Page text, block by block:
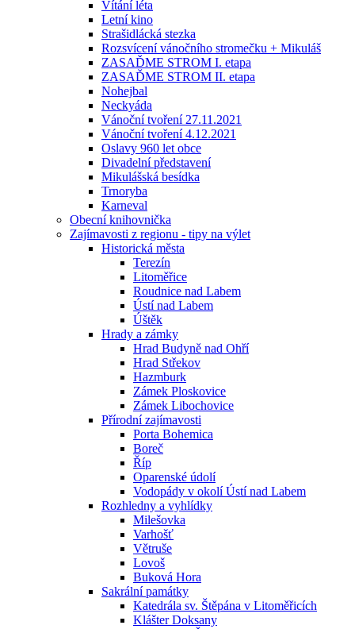
Vítání léta
Letní kino
Strašidlácká stezka
Rozsvícení vánočního stromečku + Mikuláš
ZASAĎME STROM I. etapa
ZASAĎME STROM II. etapa
Nohejbal
Neckyáda
Vánoční tvoření 27.11.2021
Vánoční tvoření 4.12.2021
Oslavy 960 let obce
Divadelní představení
Mikulášská besídka
Trnoryba
Karneval
Obecní knihovnička
Zajímavosti z regionu - tipy na výlet
Historická města
Terezín
Litoměřice
Roudnice nad Labem
Ústí nad Labem
Úštěk
Hrady a zámky
Hrad Budyně nad Ohří
Hrad Střekov
Hazmburk
Zámek Ploskovice
Zámek Libochovice
Přírodní zajímavosti
Porta Bohemica
Boreč
Říp
Oparenské údolí
Vodopády v okolí Ústí nad Labem
Rozhledny a vyhlídky
Milešovka
Varhošť
Větruše
Lovoš
Buková Hora
Sakrální památky
Katedrála sv. Štěpána v Litoměřicích
Klášter Doksany